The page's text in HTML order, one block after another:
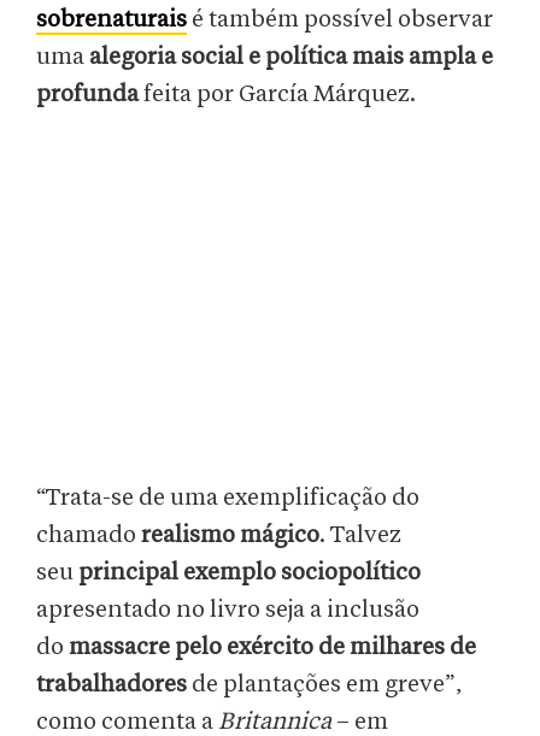
sobrenaturais é também possível observar
uma alegoria social e política mais ampla e
profundafeita por García Márquez.
“Trata-se de uma exemplificação do
chamado realismo mágico. Talvez
seu principal exemplo sociopolítico
apresentado no livro seja a inclusão
do massacre pelo exército de milhares de
trabalhadores de plantações em greve”,
como comenta aBritannica – em